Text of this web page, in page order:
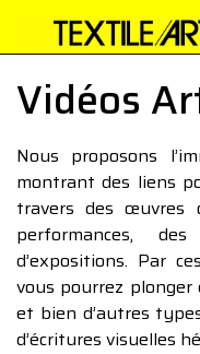
Vidéos
Nous proposons
montrant des liens
travers des œuvres
performances,
d’expositions. Par
vous pourrez
et bien d’autres
d’écritures visuelles